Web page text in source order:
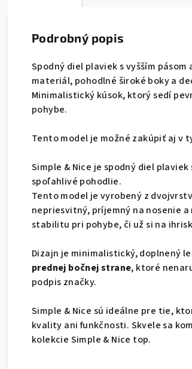
Podrobný popis
Spodný diel plaviek s vyšším
materiál, pohodlné široké boky a
Minimalistický kúsok, ktorý sedí
pohybe.
Tento model je možné zakúpiť aj v
Simple & Nice je spodný diel
spoľahlivé pohodlie.
Tento model je vyrobený z
nepriesvitný, príjemný na nosenie
stabilitu pri pohybe, či už si na
Dizajn je minimalistický, doplnený
prednej bočnej strane, ktoré
podpis značky.
Simple & Nice sú ideálne pre tie,
kvality ani funkčnosti. Skvele sa
kolekcie Simple & Nice top.